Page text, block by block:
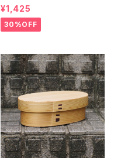
ト【DIY】【木工】【ギフト プレゼン
ト】【父の日 お誕生日】
¥1,425
30%OFF